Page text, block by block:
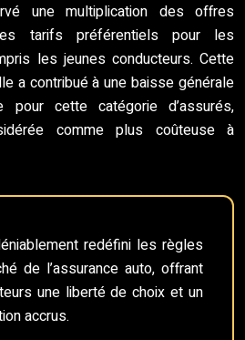
une multiplication des offres
tarifs préférentiels pour les
les jeunes conducteurs. Cette
a contribué à une baisse générale
pour cette catégorie d’assurés,
comme plus coûteuse à
redéfini les règles
de l’assurance auto, offrant
une liberté de choix et un
accrus.